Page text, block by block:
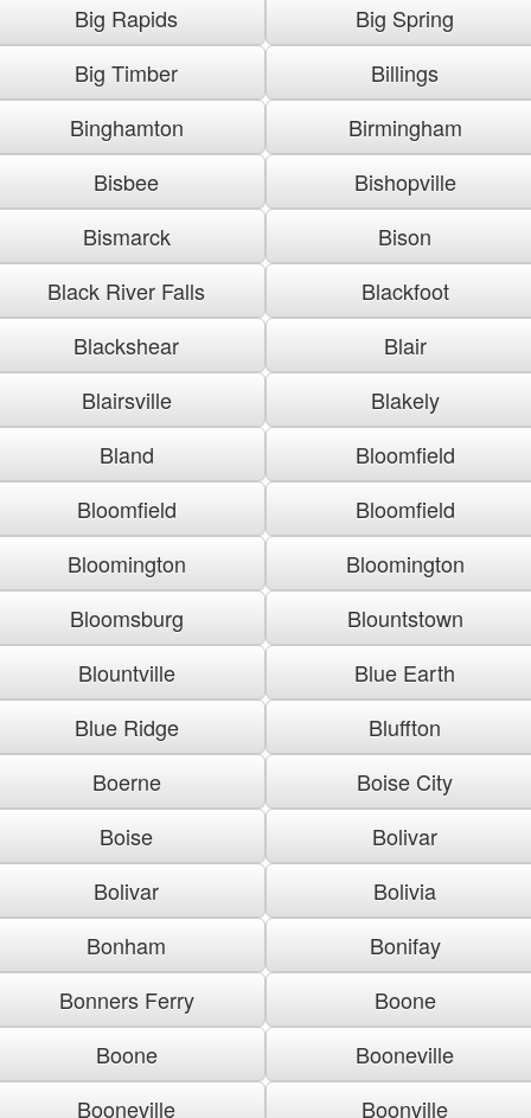
Big Rapids
Big Spring
Big Timber
Billings
Binghamton
Birmingham
Bisbee
Bishopville
Bismarck
Bison
Black River Falls
Blackfoot
Blackshear
Blair
Blairsville
Blakely
Bland
Bloomfield
Bloomfield
Bloomfield
Bloomington
Bloomington
Bloomsburg
Blountstown
Blountville
Blue Earth
Blue Ridge
Bluffton
Boerne
Boise City
Boise
Bolivar
Bolivar
Bolivia
Bonham
Bonifay
Bonners Ferry
Boone
Boone
Booneville
Booneville
Boonville